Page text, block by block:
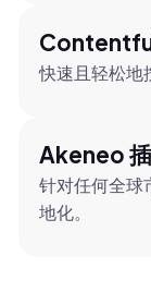
快速且轻松地
Akeneo
针对任何全球
地化。